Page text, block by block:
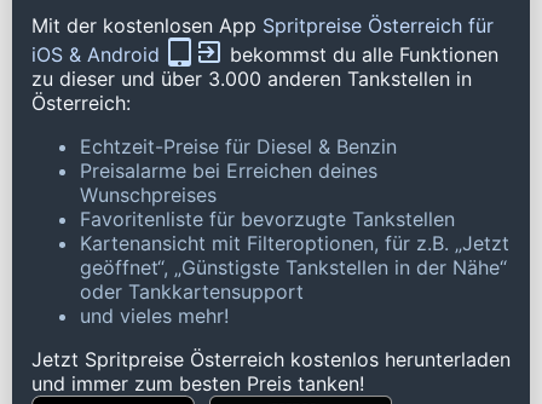
Mit der kostenlosen App Spritpreise Österreich für
iOS & Android
bekommst du alle Funktionen
zu dieser und über 3.000 anderen Tankstellen in
Österreich:
Echtzeit-Preise für Diesel & Benzin
Preisalarme bei Erreichen deines
Wunschpreises
Favoritenliste für bevorzugte Tankstellen
Kartenansicht mit Filteroptionen, für z.B. „Jetzt
geöffnet“, „Günstigste Tankstellen in der Nähe“
oder Tankkartensupport
und vieles mehr!
Jetzt Spritpreise Österreich kostenlos herunterladen
und immer zum besten Preis tanken!